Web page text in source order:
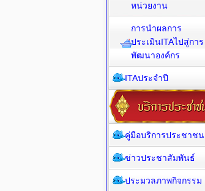
หน่วยงาน
การนำผลการ
ประเมินITAไปสู่การ
พัฒนาองค์กร
ITAประจำปี
คู่มือบริการประชาชน
ข่าวประชาสัมพันธ์
ประมวลภาพกิจกรรม